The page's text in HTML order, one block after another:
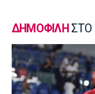
Επίσημα στον
23:35
Europa League
Μπρούνο:
ΔΗΜΟΦΙΛΗ ΣΤΟ